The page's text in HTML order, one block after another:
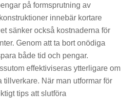
på formsprutning av
innebär kortare
sänker också kostnaderna för
Genom att ta bort onödiga
både tid och pengar.
effektiviseras ytterligare om
tillverkare. När man utformar för
tips att slutföra